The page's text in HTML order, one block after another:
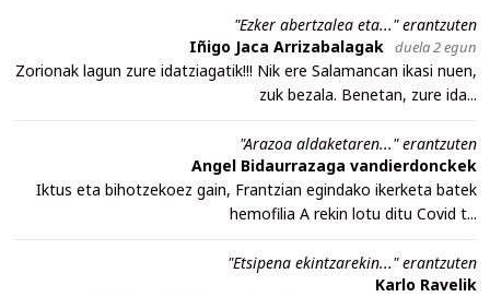
"Ezker abertzalea eta..." erantzuten
Iñigo Jaca Arrizabalagak duela 2 egun
Zorionak lagun zure idatziagatik!!! Nik ere Salamancan ikasi nuen,
zuk bezala. Benetan, zure ida...
"Arazoa aldaketaren..." erantzuten
Angel Bidaurrazaga vandierdonckek
Iktus eta bihotzekoez gain, Frantzian egindako ikerketa batek
hemofilia A rekin lotu ditu Covid t...
"Etsipena ekintzarekin..." erantzuten
Karlo Ravelik